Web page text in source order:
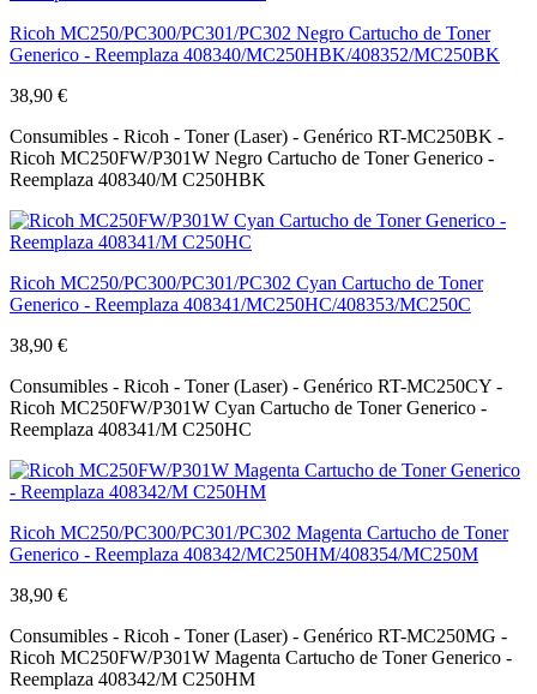
Ricoh MC250/PC300/PC301/PC302 Negro Cartucho de Toner
Generico - Reemplaza 408340/MC250HBK/408352/MC250BK
38,90 €
Consumibles - Ricoh - Toner (Laser) - Genérico RT-MC250BK -
Ricoh MC250FW/P301W Negro Cartucho de Toner Generico -
Reemplaza 408340/M C250HBK
Ricoh MC250/PC300/PC301/PC302 Cyan Cartucho de Toner
Generico - Reemplaza 408341/MC250HC/408353/MC250C
38,90 €
Consumibles - Ricoh - Toner (Laser) - Genérico RT-MC250CY -
Ricoh MC250FW/P301W Cyan Cartucho de Toner Generico -
Reemplaza 408341/M C250HC
Ricoh MC250/PC300/PC301/PC302 Magenta Cartucho de Toner
Generico - Reemplaza 408342/MC250HM/408354/MC250M
38,90 €
Consumibles - Ricoh - Toner (Laser) - Genérico RT-MC250MG -
Ricoh MC250FW/P301W Magenta Cartucho de Toner Generico -
Reemplaza 408342/M C250HM